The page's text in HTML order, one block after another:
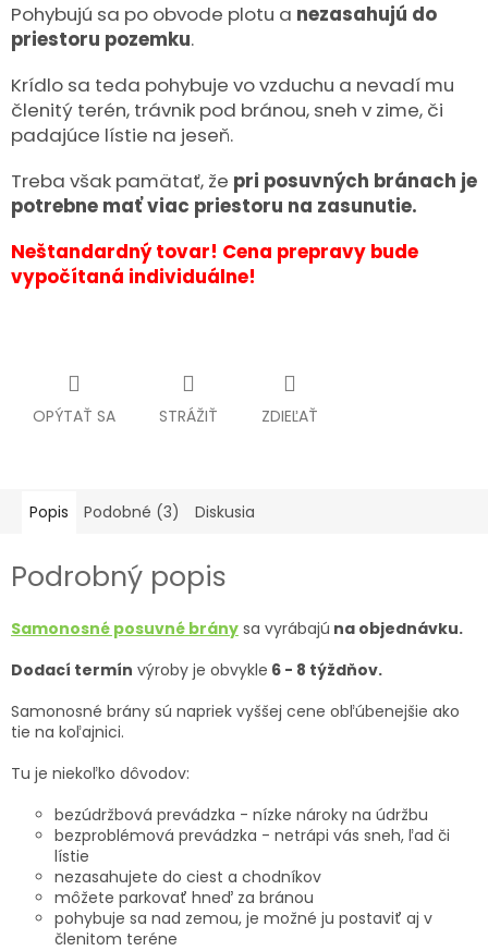
Pohybujú sa po obvode plotu a nezasahujú do
priestoru pozemku.
Krídlo sa teda pohybuje vo vzduchu a nevadí mu
členitý terén, trávnik pod bránou, sneh v zime, či
padajúce lístie na jeseň.
Treba však pamätať, že pri posuvných bránach je
potrebne mať viac priestoru na zasunutie.
Neštandardný tovar! Cena prepravy bude
vypočítaná individuálne!
OPÝTAŤ SA STRÁŽIŤ ZDIEĽAŤ
Popis Podobné (3) Diskusia
Podrobný popis
Samonosné posuvné brány sa vyrábajú na objednávku.
Dodací termín výroby je obvykle 6 - 8 týždňov.
Samonosné brány sú napriek vyššej cene obľúbenejšie ako
tie na koľajnici.
Tu je niekoľko dôvodov:
bezúdržbová prevádzka - nízke nároky na údržbu
bezproblémová prevádzka - netrápi vás sneh, ľad či
lístie
nezasahujete do ciest a chodníkov
môžete parkovať hneď za bránou
pohybuje sa nad zemou, je možné ju postaviť aj v
členitom teréne